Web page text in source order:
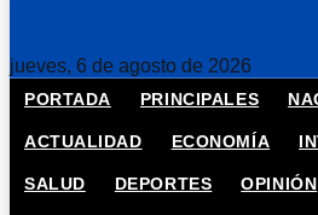
jueves, 6 de agosto de 2026
PORTADA PRINCIPALES
ACTUALIDAD ECONOMÍA
SALUD DEPORTES OPINIÓN